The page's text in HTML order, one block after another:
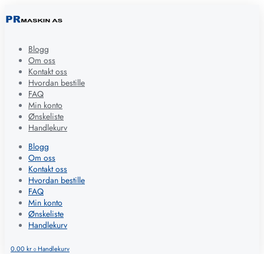
Blogg
Om oss
Kontakt oss
Hvordan bestille
FAQ
Min konto
Ønskeliste
Handlekurv
Blogg
Om oss
Kontakt oss
Hvordan bestille
FAQ
Min konto
Ønskeliste
Handlekurv
0.00kr 0 Handlekurv